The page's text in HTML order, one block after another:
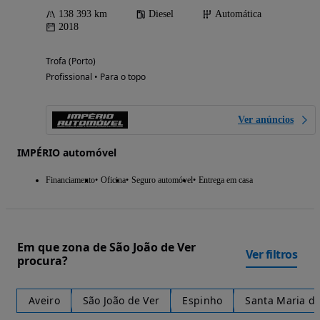
138 393 km Diesel
Automática
2018
Trofa (Porto)
Profissional • Para o topo
Ver anúncios
IMPÉRIO automóvel
Financiamento Oficina Seguro automóvel Entrega em casa
Em que zona de São João de Ver
procura?
Ver filtros
Aveiro São João de Ver Espinho Santa Maria